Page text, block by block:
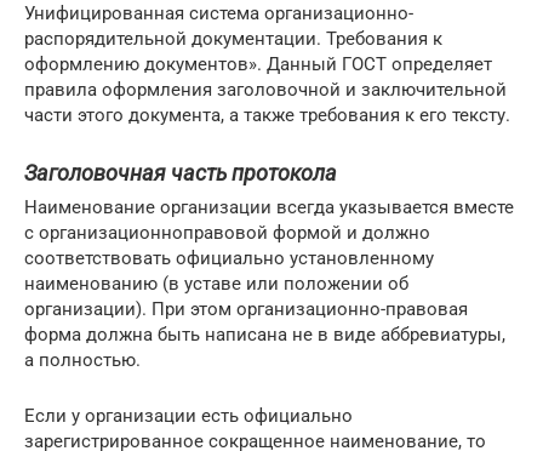
Унифицированная система организационно-
распорядительной документации. Требования к
оформлению документов». Данный ГОСТ определяет
правила оформления заголовочной и заключительной
части этого документа, а также требования к его тексту.
Заголовочная часть протокола
Наименование организации всегда указывается вместе
с организационноправовой формой и должно
соответствовать официально установленному
наименованию (в уставе или положении об
организации). При этом организационно-правовая
форма должна быть написана не в виде аббревиатуры,
а полностью.
Если у организации есть официально
зарегистрированное сокращенное наименование, то